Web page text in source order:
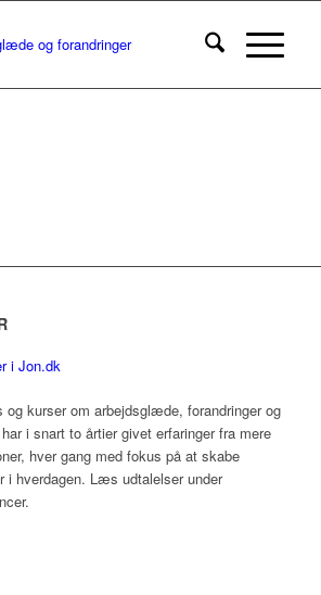
og kurser om arbejdsglæde, forandringer og
i snart to årtier givet erfaringer fra mere
hver gang med fokus på at skabe
i hverdagen. Læs udtalelser under